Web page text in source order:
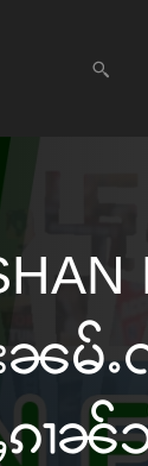
ၼမ်ႉ
ၵၢၼ်